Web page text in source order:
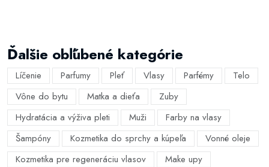
Ďalšie obľúbené kategórie
Líčenie Parfumy Pleť Vlasy Parfémy
Telo
Vône do bytu
Matka a dieťa
Zuby
Hydratácia a výživa pleti
Muži
Farby na vlasy
Šampóny
Kozmetika do sprchy a kúpeľa
Vonné oleje
Kozmetika pre regeneráciu vlasov
Make upy